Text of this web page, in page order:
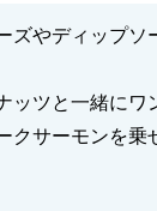
ズやディップソ
ッツと一緒にワ
クサーモンを乗